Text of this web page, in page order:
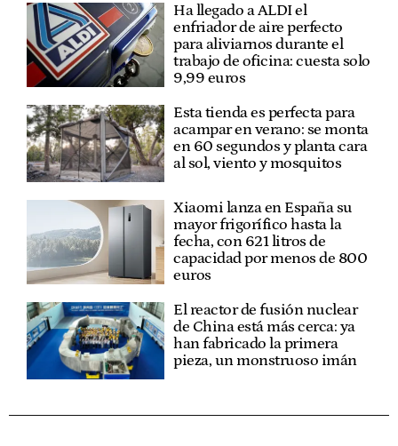
Ha llegado a ALDI el
enfriador de aire perfecto
para aliviarnos durante el
trabajo de oficina: cuesta solo
9,99 euros
Esta tienda es perfecta para
acampar en verano: se monta
en 60 segundos y planta cara
al sol, viento y mosquitos
Xiaomi lanza en España su
mayor frigorífico hasta la
fecha, con 621 litros de
capacidad por menos de 800
euros
El reactor de fusión nuclear
de China está más cerca: ya
han fabricado la primera
pieza, un monstruoso imán